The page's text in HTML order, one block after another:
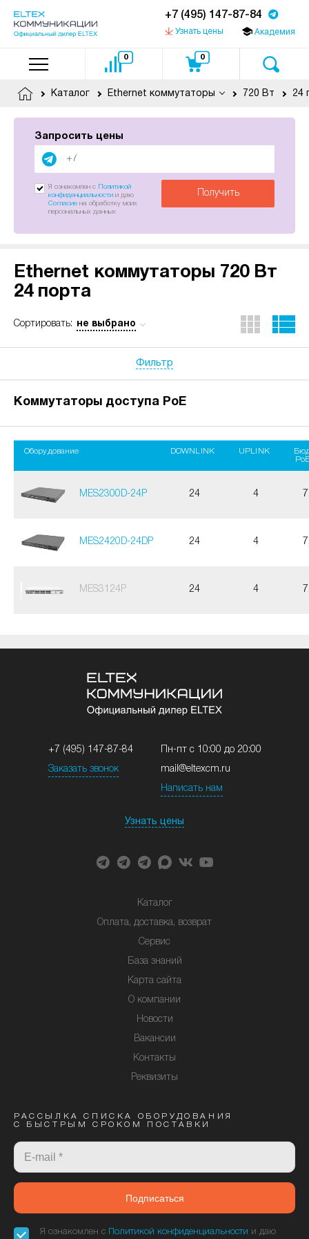
+7 (495) 147-87-84
Узнать цены Академия
0 0
Каталог Ethernet коммутаторы 720 Вт 24
Запросить цены
Получить
Я ознакомлен с
Политикой
конфиденциальности и даю
Согласие на обработку моих
персональных данных
Ethernet коммутаторы 720 Вт
24 порта
Сортировать: не выбрано
Фильтр
Коммутаторы доступа PoE
Оборудование DOWNLINK UPLINK
MES2300D-24P 24 4
MES2420D-24DP 24 4
MES3124P 24 4
+7 (495) 147-87-84
Заказать звонок
Пн-пт с 10:00 до 20:00
mail@eltexcm.ru
Написать нам
Узнать цены
Каталог
Оплата, доставка, возврат
Сервис
База знаний
Карта сайта
О компании
Новости
Вакансии
Контакты
Реквизиты
РАССЫЛКА СПИСКА ОБОРУДОВАНИЯ
С БЫСТРЫМ СРОКОМ ПОСТАВКИ
Подписаться
Я ознакомлен с Политикой конфиденциальности и даю